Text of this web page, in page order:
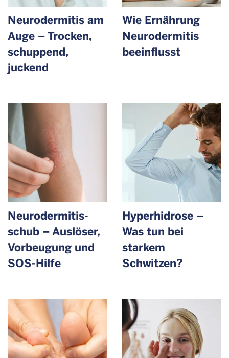
Neurodermitis am
Auge – Trocken,
schuppend,
juckend
Wie Ernährung
Neurodermitis
beeinflusst
Neurodermitis­
schub – Auslöser,
Vorbeugung und
SOS-Hilfe
Hyperhidrose –
Was tun bei
starkem
Schwitzen?